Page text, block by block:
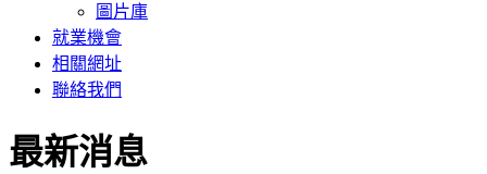
圖片庫
就業機會
相關網址
聯絡我們
最新消息